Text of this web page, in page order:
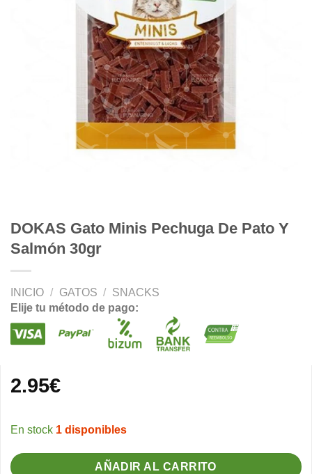
DOKAS Gato Minis Pechuga De Pato Y
Salmón 30gr
INICIO / GATOS / SNACKS
Elije tu método de pago:
2.95€
1 disponibles
AÑADIR AL CARRITO